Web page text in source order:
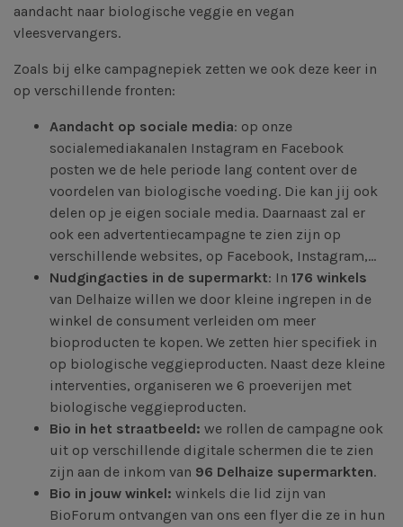
aandacht naar biologische veggie en vegan
vleesvervangers.
Zoals bij elke campagnepiek zetten we ook deze keer in
op verschillende fronten:
Aandacht op sociale media: op onze
socialemediakanalen Instagram en Facebook
posten we de hele periode lang content over de
voordelen van biologische voeding. Die kan jij ook
delen op je eigen sociale media. Daarnaast zal er
ook een advertentiecampagne te zien zijn op
verschillende websites, op Facebook, Instagram,...
Nudgingacties in de supermarkt: In 176 winkels
van Delhaize willen we door kleine ingrepen in de
winkel de consument verleiden om meer
bioproducten te kopen. We zetten hier specifiek in
op biologische veggieproducten. Naast deze kleine
interventies, organiseren we 6 proeverijen met
biologische veggieproducten.
Bio in het straatbeeld: we rollen de campagne ook
uit op verschillende digitale schermen die te zien
zijn aan de inkom van 96 Delhaize supermarkten.
Bio in jouw winkel: winkels die lid zijn van
BioForum ontvangen van ons een flyer die ze in hun